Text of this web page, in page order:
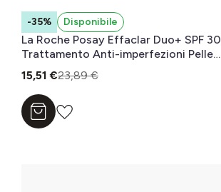
-35% Disponibile
La Roche Posay Effaclar Duo+ SPF 30
Trattamento Anti-imperfezioni Pelle
Grassa 40 mL
15,51 €23,89 €
Aggiungi al carrello